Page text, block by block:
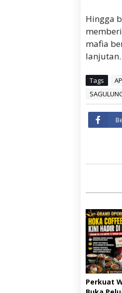
‎Hingga
mafia
Tags
Perkuat